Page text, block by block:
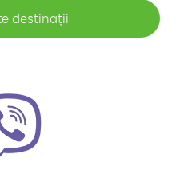
destinații